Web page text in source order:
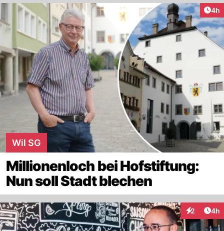
4h
Wil SG
Millionenloch bei Hofstiftung:
Nun soll Stadt blechen
2 4h